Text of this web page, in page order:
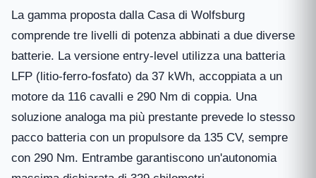
La gamma proposta dalla Casa di Wolfsburg
comprende tre livelli di potenza abbinati a due diverse
batterie. La versione entry-level utilizza una batteria
LFP (litio-ferro-fosfato) da 37 kWh, accoppiata a un
motore da 116 cavalli e 290 Nm di coppia. Una
soluzione analoga ma più prestante prevede lo stesso
pacco batteria con un propulsore da 135 CV, sempre
con 290 Nm. Entrambe garantiscono un'autonomia